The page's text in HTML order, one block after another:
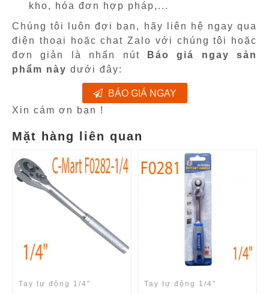
kho, hóa đơn hợp pháp,...
Chúng tôi luôn đợi bạn, hãy liên hệ ngay qua
điện thoại hoặc chat Zalo với chúng tôi hoặc
đơn giản là nhấn nút
Báo giá ngay sản
phẩm này dưới đây:
BÁO GIÁ NGAY
Xin cám ơn bạn !
Mặt hàng liên quan
Tay tự động 1/4" Tay tự động 1/4"